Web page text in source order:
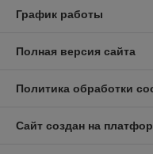
График работы
Полная версия сайта
Политика обработки
Сайт создан на